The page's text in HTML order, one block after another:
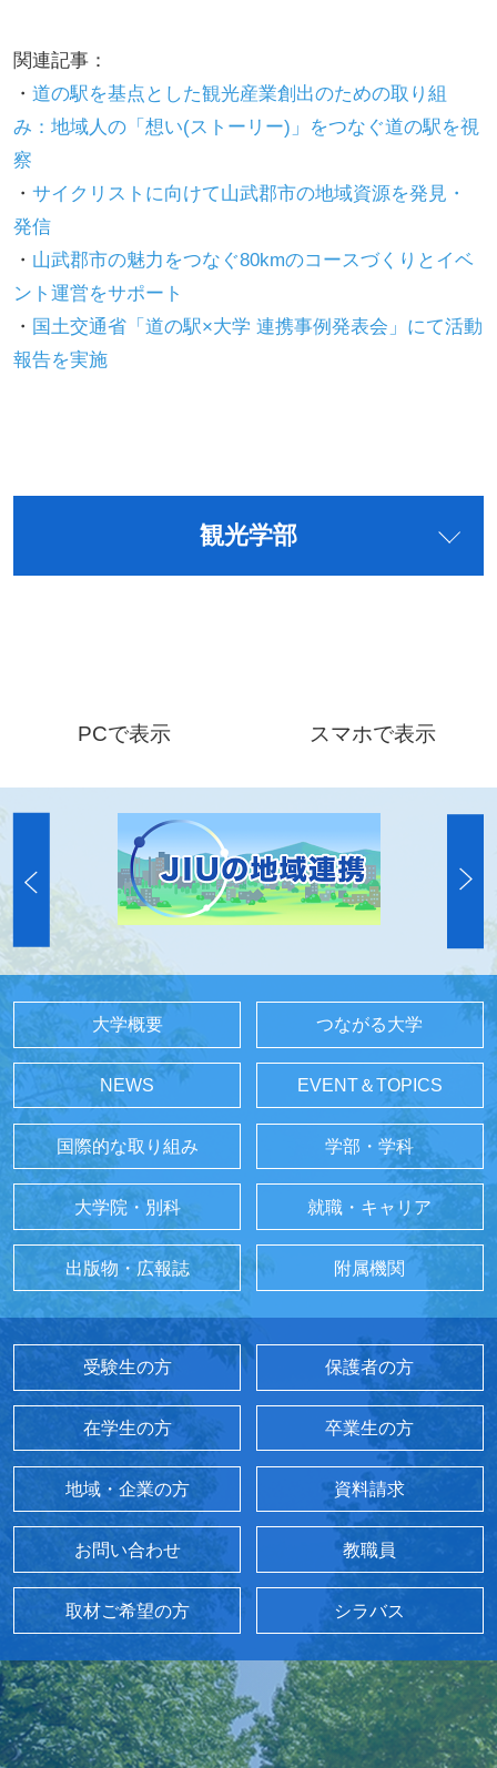
関連記事：
・ 道の駅を基点とした観光産業創出のための取り組
み：地域人の「想い(ストーリー)」をつなぐ道の駅を視
察
・ サイクリストに向けて山武郡市の地域資源を発見・
発信
・ 山武郡市の魅力をつなぐ80kmのコースづくりとイベ
ント運営をサポート
・ 国土交通省「道の駅×大学 連携事例発表会」にて活動
報告を実施
観光学部
PCで表示 スマホで表示
大学概要 つながる大学
NEWS EVENT＆TOPICS
国際的な取り組み 学部・学科
大学院・別科 就職・キャリア
出版物・広報誌 附属機関
受験生の方 保護者の方
在学生の方 卒業生の方
地域・企業の方 資料請求
お問い合わせ 教職員
取材ご希望の方 シラバス